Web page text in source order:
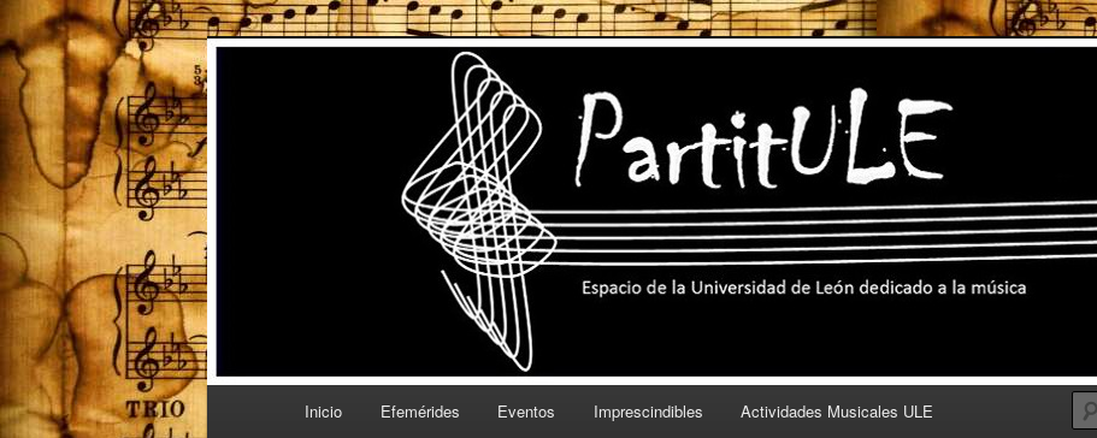
Ir
al
contenido
principal
PartitULE
Espacio de la Universidad de León dedicado a la música
Inicio Efemérides Eventos Imprescindibles Actividades Musicales ULE